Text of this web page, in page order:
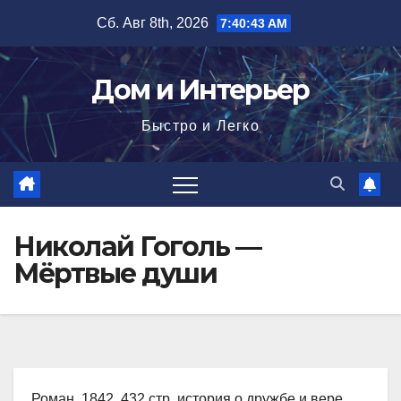
содержимому
Сб. Авг 8th, 2026 7:40:44 AM
Дом и Интерьер
Быстро и Легко
Николай Гоголь —
Мёртвые души